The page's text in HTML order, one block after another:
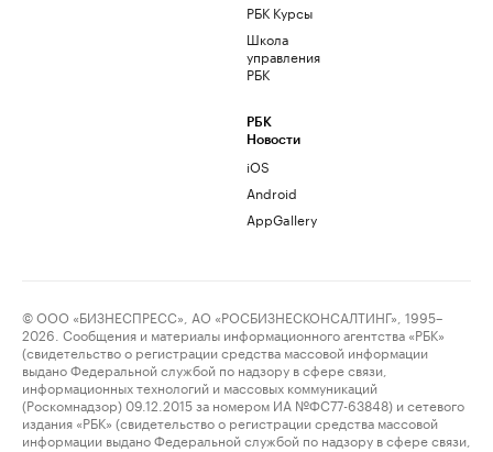
РБК Курсы
Школа
управления
РБК
РБК
Новости
iOS
Android
AppGallery
© ООО «БИЗНЕСПРЕСС», АО «РОСБИЗНЕСКОНСАЛТИНГ», 1995–
2026. Сообщения и материалы информационного агентства «РБК»
(свидетельство о регистрации средства массовой информации
выдано Федеральной службой по надзору в сфере связи,
информационных технологий и массовых коммуникаций
(Роскомнадзор) 09.12.2015 за номером ИА №ФС77-63848) и сетевого
издания «РБК» (свидетельство о регистрации средства массовой
информации выдано Федеральной службой по надзору в сфере связи,